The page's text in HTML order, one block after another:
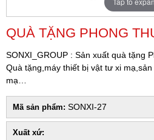
QUÀ TẶNG PHONG
SONXI_GROUP : Sản xuất quà tặng
Quà tặng,máy thiết bị vật tư xi
mạ…
Mã sản phẩm: SONXI-27
Xuất xứ: